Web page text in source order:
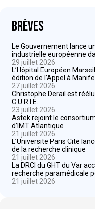
Brèves
Le Gouvernement lance
industrielle européenne
29 juillet 2026
L’Hôpital Européen
édition de l’Appel à
27 juillet 2026
Christophe Derail est
C.U.R.I.E.
23 juillet 2026
Astek rejoint le
d’IMT Atlantique
21 juillet 2026
L’Université Paris Cité
de la recherche clinique
21 juillet 2026
La DRCI du GHT du Var
recherche paramédicale
21 juillet 2026